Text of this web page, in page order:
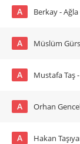
A Berkay -
A Müslüm
A Mustafa Taş
A Orhan
A Hakan